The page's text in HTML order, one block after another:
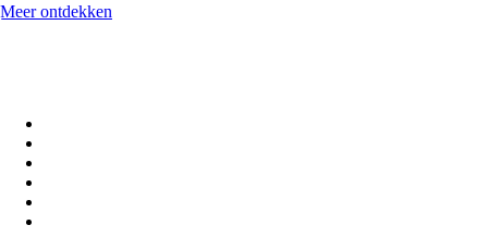
Meer ontdekken